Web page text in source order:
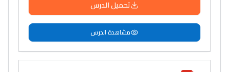
تحميل الدرس
مشاهدة الدرس